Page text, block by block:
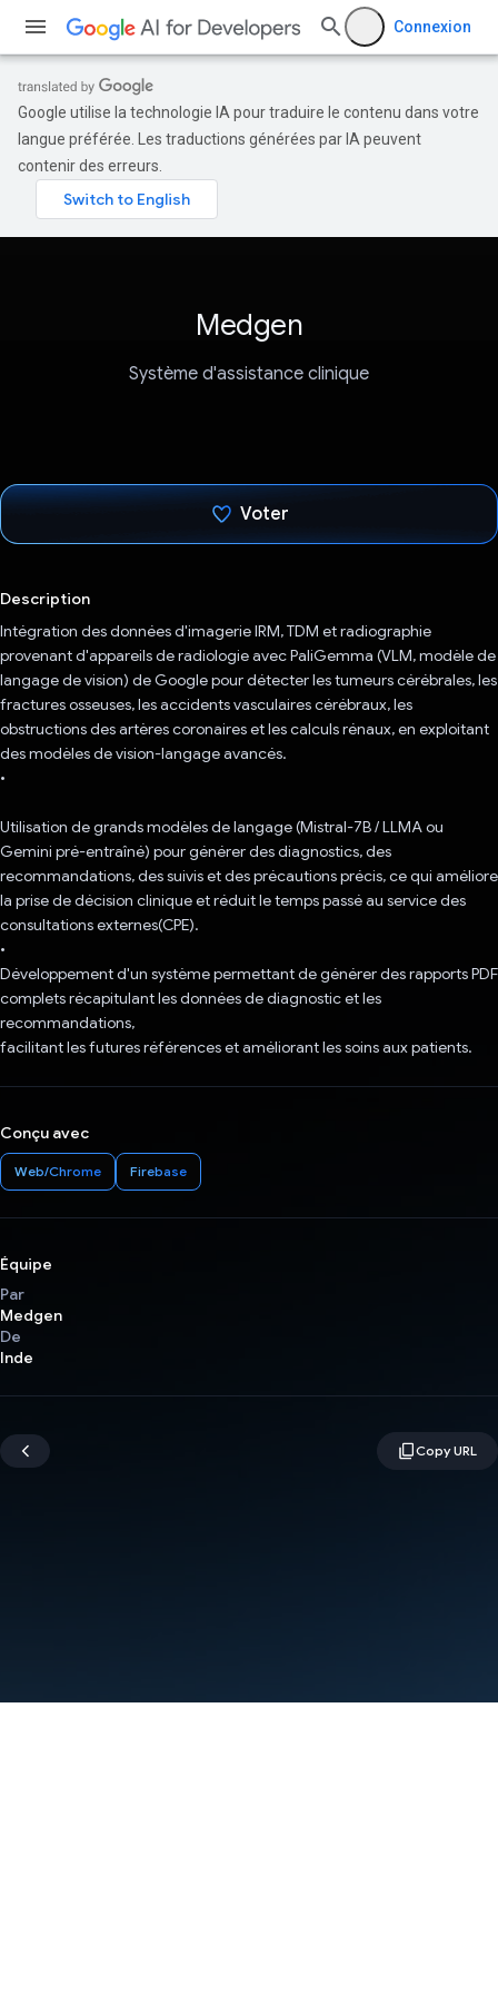
Connexion
Google utilise la technologie IA pour traduire le contenu dans votre
langue préférée. Les traductions générées par IA peuvent
contenir des erreurs.
Medgen
Système d'assistance clinique
Voter
Description
Intégration des données d'imagerie IRM, TDM et radiographie
provenant d'appareils de radiologie avec PaliGemma (VLM, modèle de
langage de vision) de Google pour détecter les tumeurs cérébrales, les
fractures osseuses, les accidents vasculaires cérébraux, les
obstructions des artères coronaires et les calculs rénaux, en exploitant
des modèles de vision-langage avancés.
•
Utilisation de grands modèles de langage (Mistral-7B / LLMA ou
Gemini pré-entraîné) pour générer des diagnostics, des
recommandations, des suivis et des précautions précis, ce qui améliore
la prise de décision clinique et réduit le temps passé au service des
consultations externes(CPE).
•
Développement d'un système permettant de générer des rapports PDF
complets récapitulant les données de diagnostic et les
recommandations,
facilitant les futures références et améliorant les soins aux patients.
Conçu avec
Web/Chrome Firebase
Équipe
Par
Medgen
De
Inde